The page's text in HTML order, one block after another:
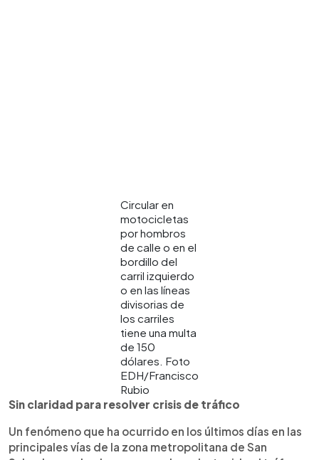
Circular en
motocicletas
por hombros
de calle o en el
bordillo del
carril izquierdo
o en las líneas
divisorias de
los carriles
tiene una multa
de 150
dólares. Foto
EDH/Francisco
Rubio
Sin claridad para resolver crisis de tráfico
Un fenómeno que ha ocurrido en los últimos días en las
principales vías de la zona metropolitana de San